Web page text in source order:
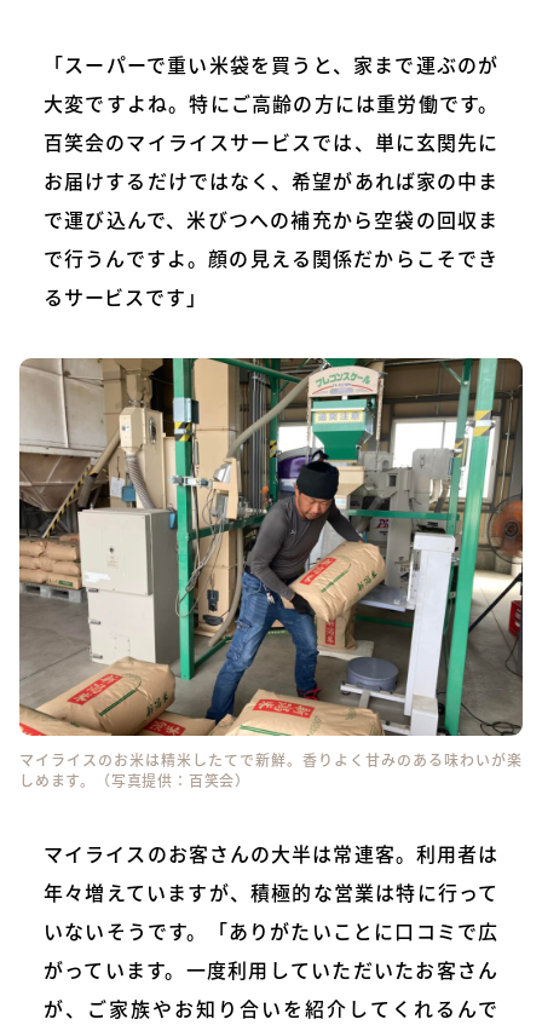
「スーパーで重い米袋を買うと、家まで運ぶのが
大変ですよね。特にご高齢の方には重労働です。
百笑会のマイライスサービスでは、単に玄関先に
お届けするだけではなく、希望があれば家の中ま
で運び込んで、米びつへの補充から空袋の回収ま
で行うんですよ。顔の見える関係だからこそでき
るサービスです」
マイライスのお米は精米したてで新鮮。香りよく甘みのある味わいが楽
しめます。（写真提供：百笑会）
マイライスのお客さんの大半は常連客。利用者は
年々増えていますが、積極的な営業は特に行って
いないそうです。「ありがたいことに口コミで広
がっています。一度利用していただいたお客さん
が、ご家族やお知り合いを紹介してくれるんで